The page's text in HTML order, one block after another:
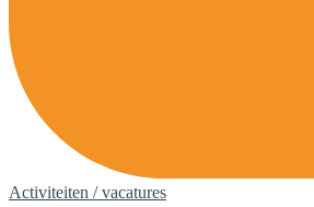
Activiteiten / vacatures